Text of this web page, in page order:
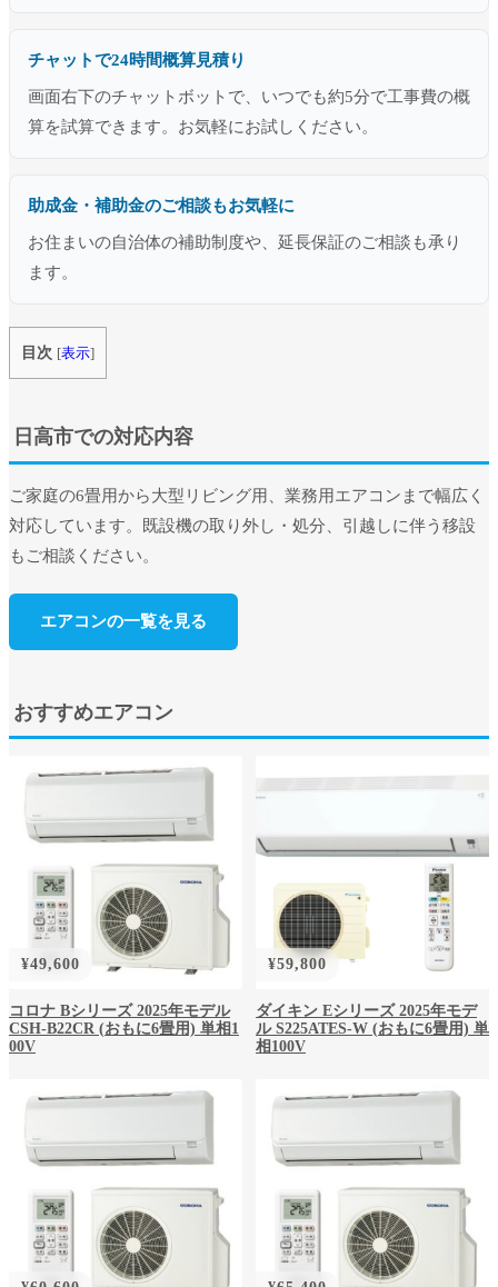
チャットで24時間概算見積り
画面右下のチャットボットで、いつでも約5分で工事費の概
算を試算できます。お気軽にお試しください。
助成金・補助金のご相談もお気軽に
お住まいの自治体の補助制度や、延長保証のご相談も承り
ます。
目次 [表示]
日高市での対応内容
ご家庭の6畳用から大型リビング用、業務用エアコンまで幅広く
対応しています。既設機の取り外し・処分、引越しに伴う移設
もご相談ください。
エアコンの一覧を見る
おすすめエアコン
¥49,600
コロナ Bシリーズ 2025年モデル
CSH-B22CR (おもに6畳用) 単相1
00V
¥59,800
ダイキン Eシリーズ 2025年モデ
ル S225ATES-W (おもに6畳用) 単
相100V